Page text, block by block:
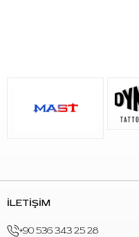
Öne Çıkan Özellikler
Dizilim:13RM
Taper:
Paketleme:Tekli paket
İLETİŞİM
+90 536 343 25 28